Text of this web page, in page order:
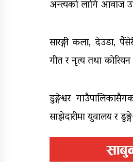
अन्त्यको लागि आवाज
सारङ्गी कला, देउडा,
गीत र नृत्य तथा
डुङ्गेश्वर
साझेदारीमा युवालय र